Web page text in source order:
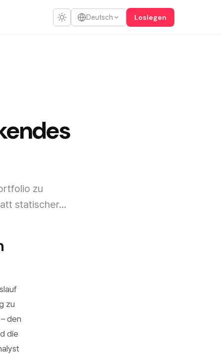
Deutsch Loslegen
zu
statischer...
zu
den
die